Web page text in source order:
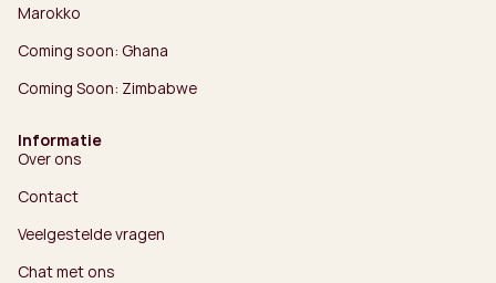
Marokko
Coming soon: Ghana
Coming Soon: Zimbabwe
Informatie
Over ons
Contact
Veelgestelde vragen
Chat met ons